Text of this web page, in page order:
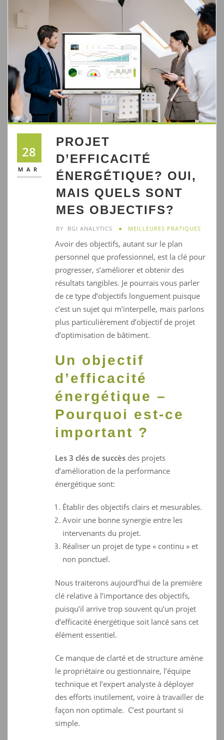
28
MAR
PROJET
D’EFFICACITÉ
ÉNERGÉTIQUE? OUI,
MAIS QUELS SONT
MES OBJECTIFS?
BY BGI ANALYTICS MEILLEURES PRATIQUES
Avoir des objectifs, autant sur le plan
personnel que professionnel, est la clé pour
progresser, s’améliorer et obtenir des
résultats tangibles. Je pourrais vous parler
de ce type d’objectifs longuement puisque
c’est un sujet qui m’interpelle, mais parlons
plus particulièrement d’objectif de projet
d’optimisation de bâtiment.
Un objectif
d’efficacité
énergétique –
Pourquoi est-ce
important ?
Les 3 clés de succès des projets
d’amélioration de la performance
énergétique sont:
Établir des objectifs clairs et mesurables.
Avoir une bonne synergie entre les
intervenants du projet.
Réaliser un projet de type « continu » et
non ponctuel.
Nous traiterons aujourd’hui de la première
clé relative à l’importance des objectifs,
puisqu’il arrive trop souvent qu’un projet
d’efficacité énergétique soit lancé sans cet
élément essentiel.
Ce manque de clarté et de structure amène
le propriétaire ou gestionnaire, l’équipe
technique et l’expert analyste à déployer
des efforts inutilement, voire à travailler de
façon non optimale. C’est pourtant si
simple.